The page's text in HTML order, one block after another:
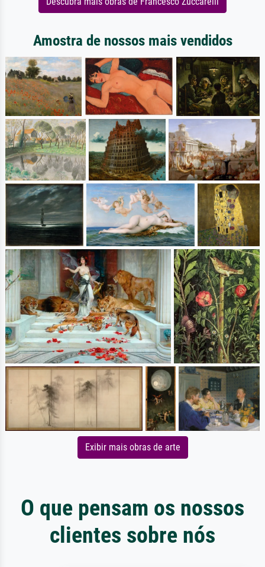
Amostra de nossos mais vendidos
Exibir mais obras de arte
O que pensam os nossos
clientes sobre nós